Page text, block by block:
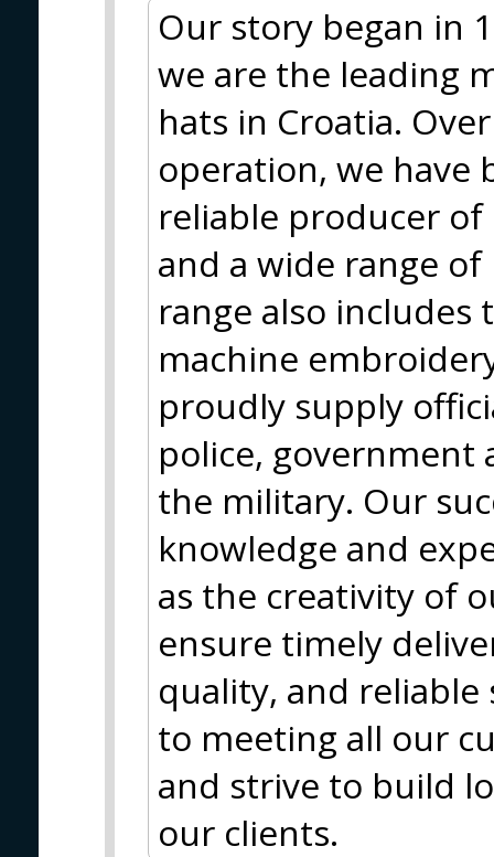
Our story began in
we are the leading
hats in Croatia.
operation, we have
reliable producer of
and a wide range
range also
machine
proudly supply
police, government
the military. Our
knowledge and
as the creativity of
ensure timely
quality, and reliable
to meeting all our
and strive to build
our clients.